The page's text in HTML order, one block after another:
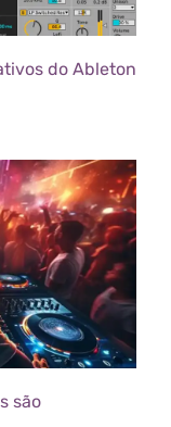
do Ableton
são